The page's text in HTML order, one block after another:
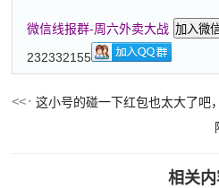
微信线报群-周六外卖大战 加入微
232332155
这小号的碰一下红包也太大了吧，
相关